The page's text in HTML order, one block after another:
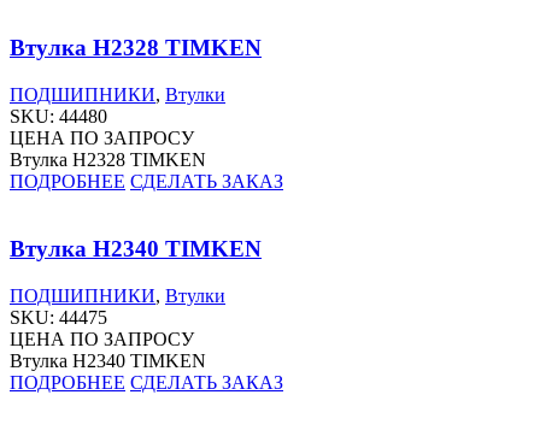
Втулка H2328 TIMKEN
ПОДШИПНИКИ, Втулки
SKU: 44480
ЦЕНА ПО ЗАПРОСУ
Втулка H2328 TIMKEN
ПОДРОБНЕЕ СДЕЛАТЬ ЗАКАЗ
Втулка H2340 TIMKEN
ПОДШИПНИКИ, Втулки
SKU: 44475
ЦЕНА ПО ЗАПРОСУ
Втулка H2340 TIMKEN
ПОДРОБНЕЕ СДЕЛАТЬ ЗАКАЗ